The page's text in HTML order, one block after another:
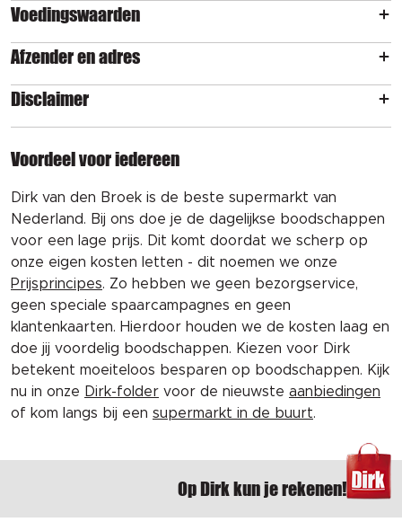
Voedingswaarden
Afzender en adres
Disclaimer
Voordeel voor iedereen
Dirk van den Broek is de beste supermarkt van
Nederland. Bij ons doe je de dagelijkse boodschappen
voor een lage prijs. Dit komt doordat we scherp op
onze eigen kosten letten - dit noemen we onze
Prijsprincipes. Zo hebben we geen bezorgservice,
geen speciale spaarcampagnes en geen
klantenkaarten. Hierdoor houden we de kosten laag en
doe jij voordelig boodschappen. Kiezen voor Dirk
betekent moeiteloos besparen op boodschappen. Kijk
nu in onze Dirk-folder voor de nieuwste aanbiedingen
of kom langs bij een supermarkt in de buurt.
Op Dirk kun je rekenen!